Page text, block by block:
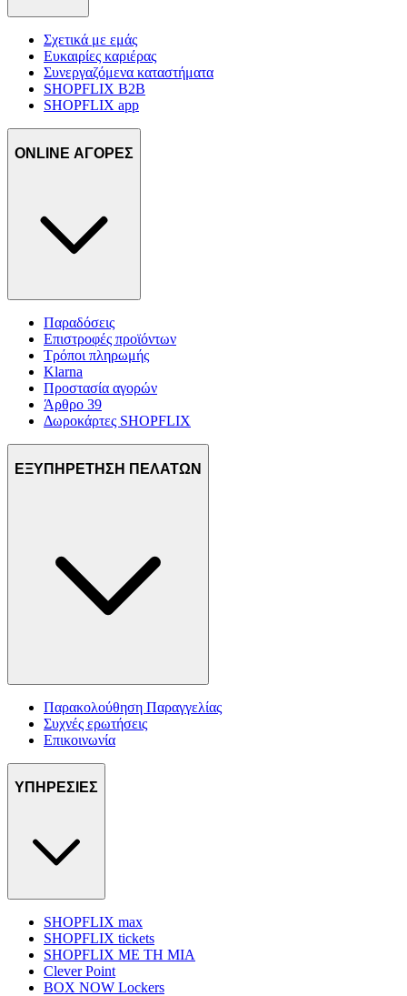
Σχετικά με εμάς
Ευκαιρίες καριέρας
Συνεργαζόμενα καταστήματα
SHOPFLIX B2B
SHOPFLIX app
ONLINE ΑΓΟΡΕΣ
Παραδόσεις
Επιστροφές προϊόντων
Τρόποι πληρωμής
Klarna
Προστασία αγορών
Άρθρο 39
Δωροκάρτες SHOPFLIX
ΕΞΥΠΗΡΕΤΗΣΗ ΠΕΛΑΤΩΝ
Παρακολούθηση Παραγγελίας
Συχνές ερωτήσεις
Επικοινωνία
ΥΠΗΡΕΣΙΕΣ
SHOPFLIX max
SHOPFLIX tickets
SHOPFLIX ΜΕ ΤΗ ΜΙΑ
Clever Point
BOX NOW Lockers